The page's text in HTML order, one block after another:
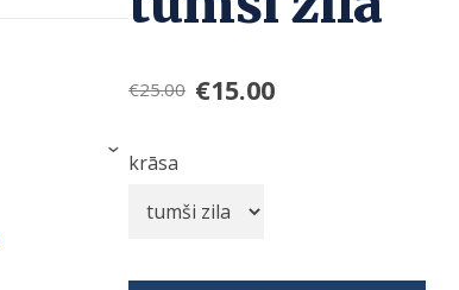
›
€25.00 €15.00
krāsa